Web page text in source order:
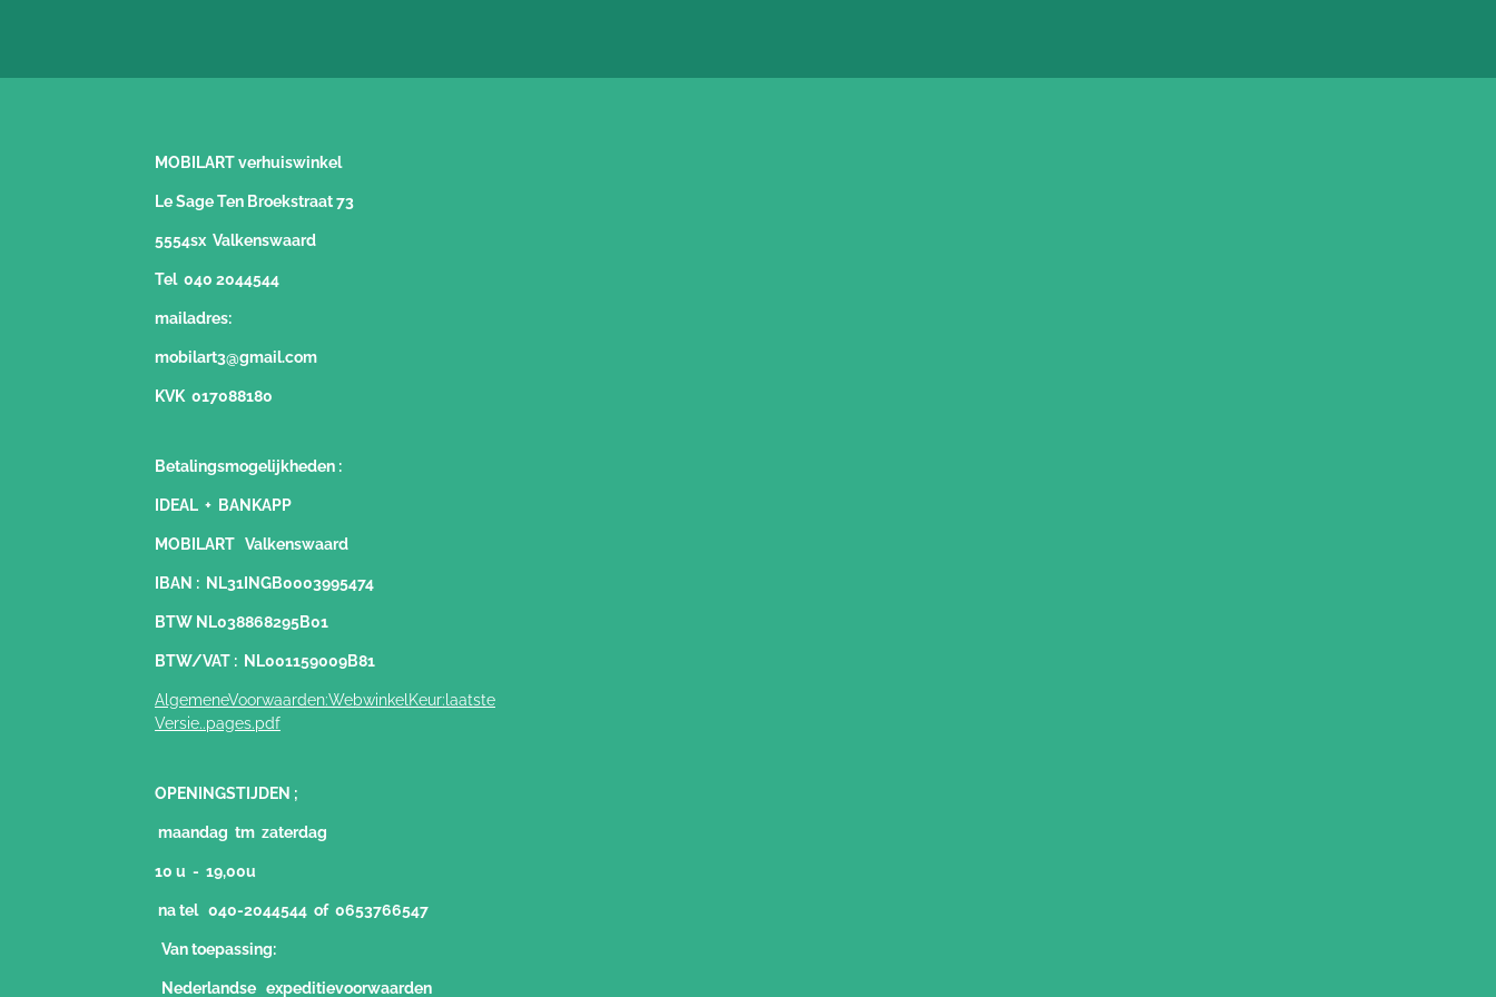
MOBILART verhuiswinkel
Le Sage Ten Broekstraat 73
5554sx Valkenswaard
Tel 040 2044544
mailadres:
mobilart3@gmail.com
KVK 017088180
Betalingsmogelijkheden :
IDEAL + BANKAPP
MOBILART Valkenswaard
IBAN : NL31INGB0003995474
BTW NL038868295B01
BTW/VAT : NL001159009B81
AlgemeneVoorwaarden:WebwinkelKeur:laatste
Versie..pages.pdf
OPENINGSTIJDEN ;
maandag tm zaterdag
10 u - 19,00u
na tel 040-2044544 of 0653766547
Van toepassing:
Nederlandse expeditievoorwaarden